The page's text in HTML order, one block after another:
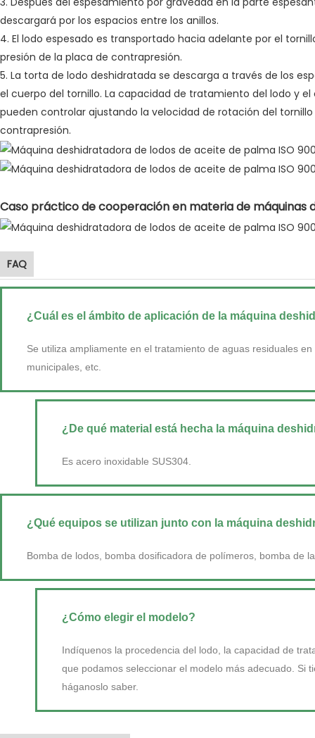
descargará por los espacios entre los anillos.
4. El lodo espesado es transportado hacia adelante por el
presión de la placa de contrapresión.
5. La torta de lodo deshidratada se descarga a través de los
el cuerpo del tornillo. La capacidad de tratamiento del lodo y
pueden controlar ajustando la velocidad de rotación del
contrapresión.
Caso práctico de cooperación en materia de máquinas
FAQ
¿Cuál es el ámbito de aplicación de la máquina
Se utiliza ampliamente en el tratamiento de aguas residuales
municipales, etc.
¿De qué material está hecha la máquina
Es acero inoxidable SUS304.
¿Qué equipos se utilizan junto con la máquina
Bomba de lodos, bomba dosificadora de polímeros, bomba de
¿Cómo elegir el modelo?
Indíquenos la procedencia del lodo, la capacidad de
que podamos seleccionar el modelo más adecuado. Si
háganoslo saber.